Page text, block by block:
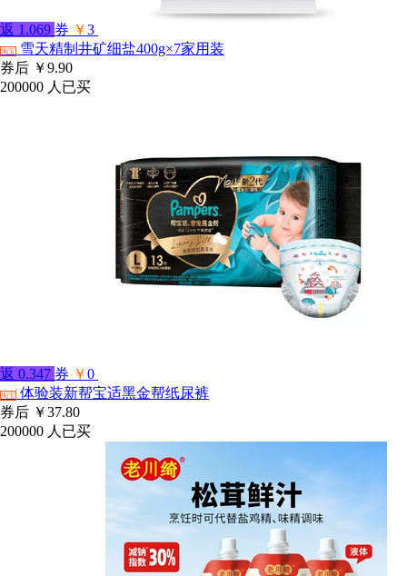
返 1.069 券 ￥3
淘宝
雪天精制井矿细盐400g×7家用装
券后 ￥9.90
200000 人已买
返 0.347 券 ￥0
淘宝 体验装新帮宝适黑金帮纸尿裤
券后 ￥37.80
200000 人已买